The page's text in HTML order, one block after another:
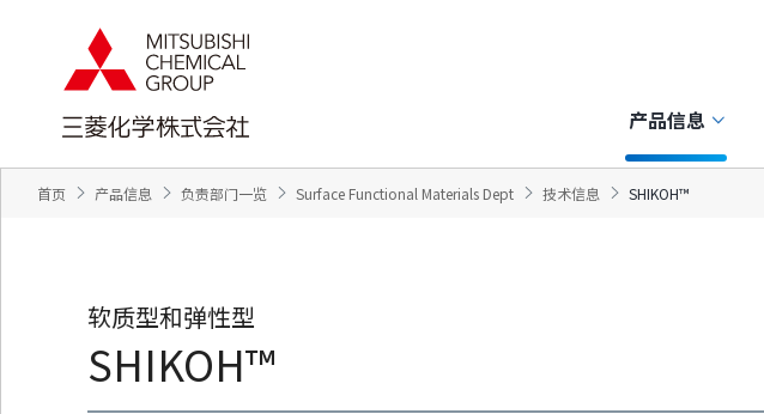
产品信息
首页 产品信息 负责部门一览 Surface Functional Materials Dept 技术信息 SHIKOH™
软质型和弹性型
SHIKOH™